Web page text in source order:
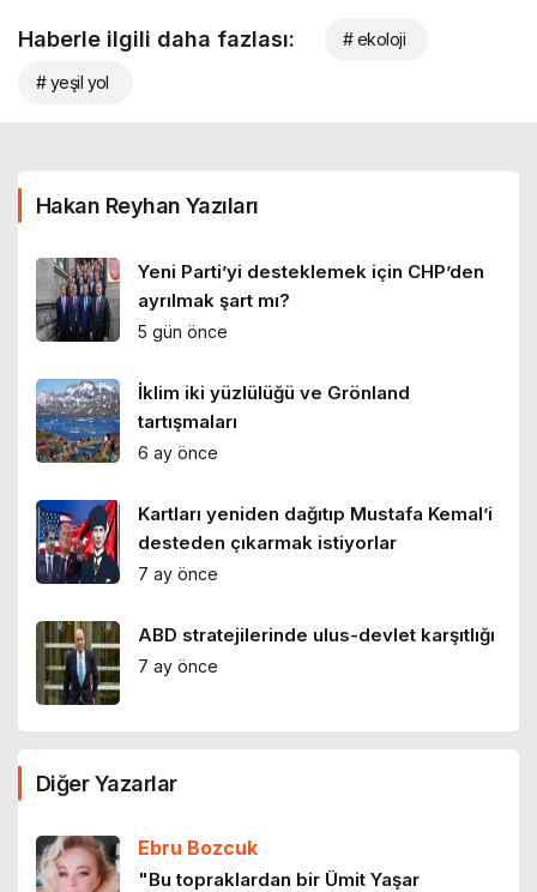
Haberle ilgili daha fazlası: # ekoloji
# yeşil yol
Hakan Reyhan Yazıları
Yeni Parti’yi desteklemek için CHP’den
ayrılmak şart mı?
5 gün önce
İklim iki yüzlülüğü ve Grönland
tartışmaları
6 ay önce
Kartları yeniden dağıtıp Mustafa Kemal’i
desteden çıkarmak istiyorlar
7 ay önce
ABD stratejilerinde ulus-devlet karşıtlığı
7 ay önce
9 ay önce
Cumhuriyet teorisi
Diğer Yazarlar
Ebru Bozcuk
"Bu topraklardan bir Ümit Yaşar